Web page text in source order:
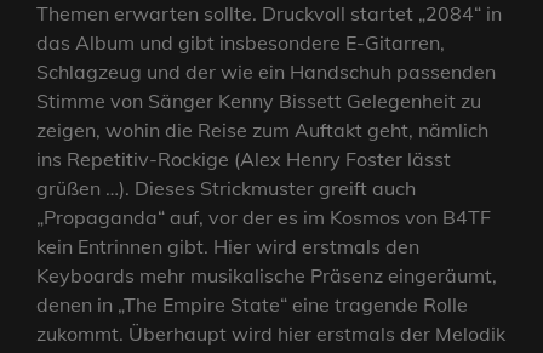
Themen erwarten sollte. Druckvoll startet „2084“ in
das Album und gibt insbesondere E-Gitarren,
Schlagzeug und der wie ein Handschuh passenden
Stimme von Sänger Kenny Bissett Gelegenheit zu
zeigen, wohin die Reise zum Auftakt geht, nämlich
ins Repetitiv-Rockige (Alex Henry Foster lässt
grüßen …). Dieses Strickmuster greift auch
„Propaganda“ auf, vor der es im Kosmos von B4TF
kein Entrinnen gibt. Hier wird erstmals den
Keyboards mehr musikalische Präsenz eingeräumt,
denen in „The Empire State“ eine tragende Rolle
zukommt. Überhaupt wird hier erstmals der Melodik